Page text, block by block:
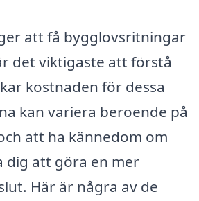
att få bygglovsritningar
det viktigaste att förstå
kostnaden för dessa
kan variera beroende på
att ha kännedom om
dig att göra en mer
Här är några av de